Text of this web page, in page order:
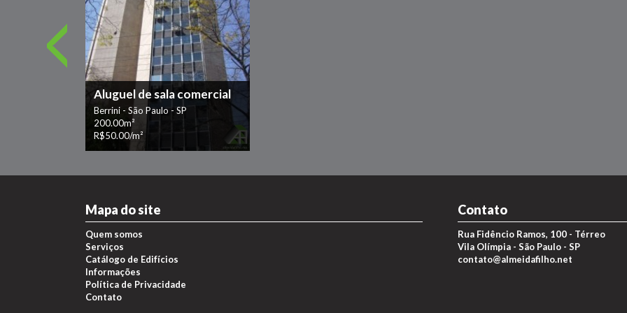
Aluguel de sala comercial
Berrini - São Paulo - SP
200.00m²
R$50.00/m²
Mapa do site
Quem somos
Serviços
Catálogo de Edifícios
Informações
Política de Privacidade
Contato
Contato
Rua Fidêncio Ramos, 100 - Térreo
Vila Olímpia - São Paulo - SP
contato@almeidafilho.net